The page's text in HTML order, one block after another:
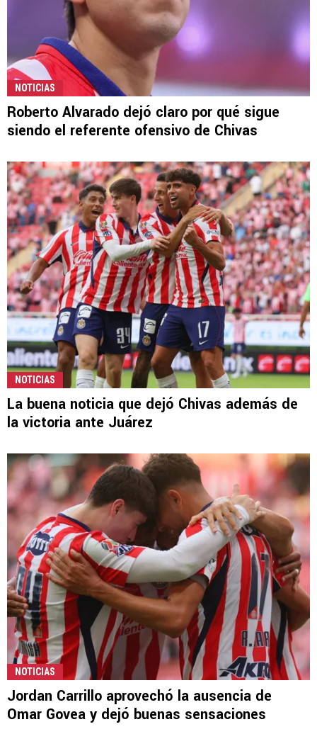
NOTICIAS
Roberto Alvarado dejó claro por qué sigue
siendo el referente ofensivo de Chivas
NOTICIAS
La buena noticia que dejó Chivas además de
la victoria ante Juárez
NOTICIAS
Jordan Carrillo aprovechó la ausencia de
Omar Govea y dejó buenas sensaciones